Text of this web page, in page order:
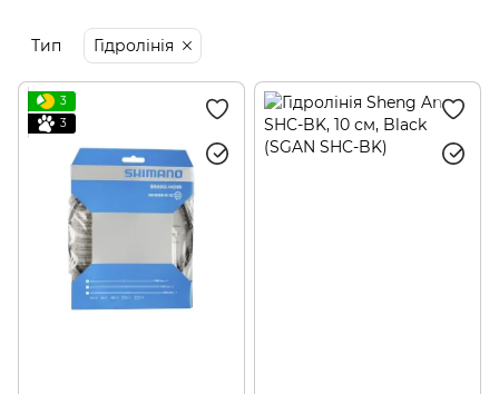
Тип Гідролінія
3
3